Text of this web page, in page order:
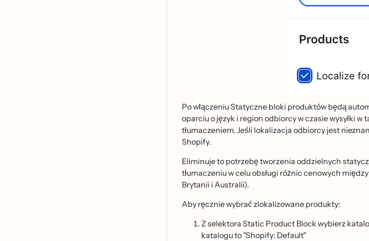
Po włączeniu Statyczne bloki produktów będą
oparciu o język i region odbiorcy w czasie wysyłki
tłumaczeniem. Jeśli lokalizacja odbiorcy jest
Shopify.
Eliminuje to potrzebę tworzenia oddzielnych
tłumaczeniu w celu obsługi różnic cenowych
Brytanii i Australii).
Aby ręcznie wybrać zlokalizowane produkty:
Z selektora Static Product Block wybierz
katalogu to "Shopify: Default"